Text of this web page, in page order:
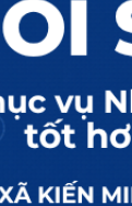
kết quả giải
nhận và giải
nhận và giải